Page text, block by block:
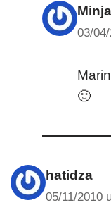
Minja
03/
🙂
hatidza
05/11/2010